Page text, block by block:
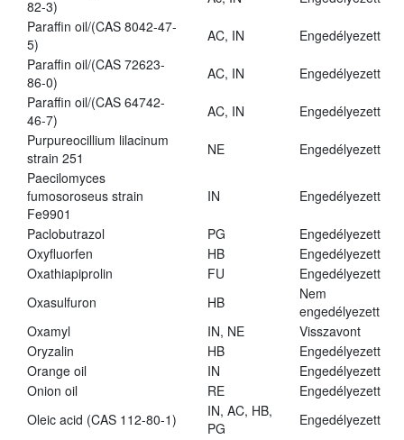
82-3)
Paraffin oil/(CAS 8042-47-
5)
AC, IN
Engedélyezett
Paraffin oil/(CAS 72623-
86-0)
AC, IN
Engedélyezett
Paraffin oil/(CAS 64742-
46-7)
AC, IN
Engedélyezett
Purpureocillium lilacinum
strain 251
NE
Engedélyezett
Paecilomyces
fumosoroseus strain
Fe9901
IN Engedélyezett
Paclobutrazol PG
Engedélyezett
Oxyfluorfen
HB
Engedélyezett
Oxathiapiprolin
FU
Engedélyezett
Oxasulfuron
HB
Nem
engedélyezett
Oxamyl
IN, NE
Visszavont
Oryzalin
HB
Engedélyezett
Orange oil
IN
Engedélyezett
Onion oil
RE
Engedélyezett
Oleic acid (CAS 112-80-1)
IN, AC, HB,
PG
Engedélyezett